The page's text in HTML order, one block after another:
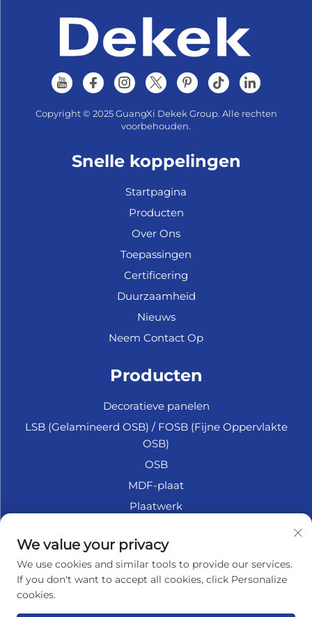
Copyright © 2025 GuangXi Dekek Group. Alle rechten
voorbehouden.
Snelle koppelingen
Startpagina
Producten
Over Ons
Toepassingen
Certificering
Duurzaamheid
Nieuws
Neem Contact Op
Producten
Decoratieve panelen
LSB (Gelamineerd OSB) / FOSB (Fijne Oppervlakte
OSB)
OSB
MDF-plaat
Plaatwerk
Fiberplaat
Accessoires
We value your privacy
We use cookies and similar tools to provide our services.
If you don't want to accept all cookies, click Personalize
cookies.